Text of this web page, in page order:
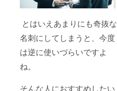
とはいえあまりにも奇抜な
名刺にしてしまうと、今度
は逆に使いづらいですよ
ね。
そんな人におすすめしたい